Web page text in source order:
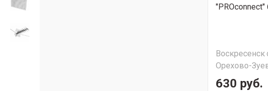
Воскресенск
Орехово-
630 руб.